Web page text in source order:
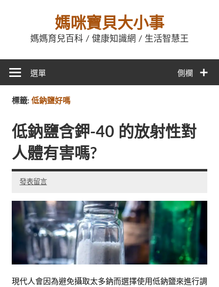
媽咪寶貝大小事
媽媽育兒百科 / 健康知識網 / 生活智慧王
側欄
選單
標籤: 低鈉鹽好嗎
低鈉鹽含鉀-40 的放射性對
人體有害嗎?
發表留言
現代人會因為避免攝取太多鈉而選擇使用低鈉鹽來進行調